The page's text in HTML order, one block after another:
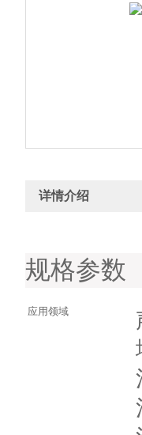
详情介绍
规格参数
应用领域